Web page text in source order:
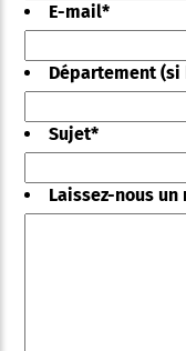
E-mail*
Département (si
Sujet*
Laissez-nous un